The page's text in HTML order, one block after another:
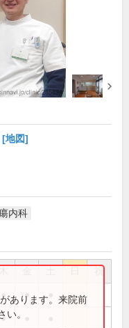
[地図]
内科
祝
● ●
●
あります。来院前
い。